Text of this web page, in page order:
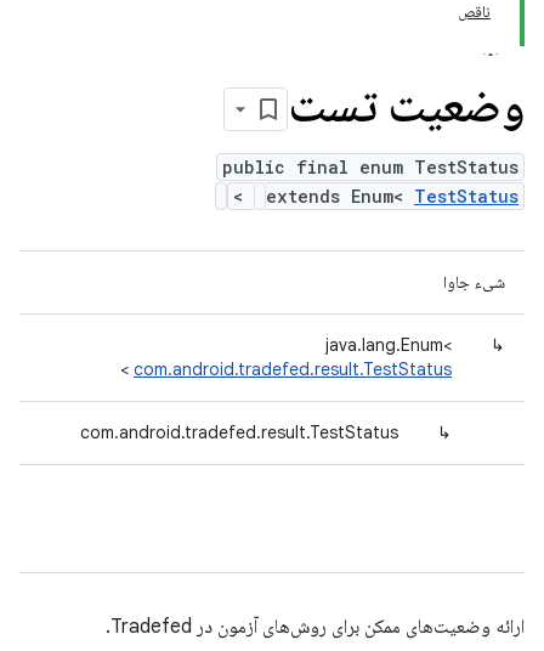
ناقص
وضعیت تست
public final enum TestStatus
extends Enum< TestStatus
>
شیء جاوا
↳
java.lang.Enum<
com.android.tradefed.result.TestStatus
>
↳
com.android.tradefed.result.TestStatus
ارائه وضعیت‌های ممکن برای روش‌های آزمون در Tradefed.